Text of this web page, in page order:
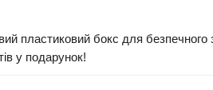
пластиковий бокс для
у подарунок!